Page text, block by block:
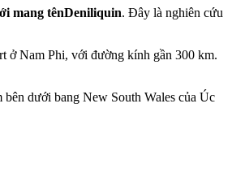
mang tênDeniliquin. Đây là nghiên cứu
ở Nam Phi, với đường kính gần 300 km.
dưới bang New South Wales của Úc